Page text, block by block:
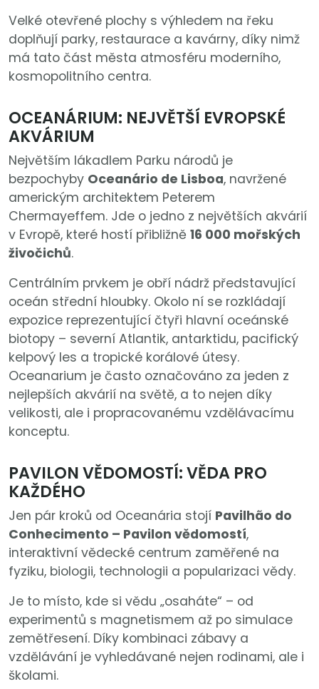
Velké otevřené plochy s výhledem na řeku
doplňují parky, restaurace a kavárny, díky nimž
má tato část města atmosféru moderního,
kosmopolitního centra.
OCEANÁRIUM: NEJVĚTŠÍ EVROPSKÉ
AKVÁRIUM
Největším lákadlem Parku národů je
bezpochyby Oceanário de Lisboa, navržené
americkým architektem Peterem
Chermayeffem. Jde o jedno z největších akvárií
v Evropě, které hostí přibližně 16 000 mořských
živočichů.
Centrálním prvkem je obří nádrž představující
oceán střední hloubky. Okolo ní se rozkládají
expozice reprezentující čtyři hlavní oceánské
biotopy – severní Atlantik, antarktidu, pacifický
kelpový les a tropické korálové útesy.
Oceanarium je často označováno za jeden z
nejlepších akvárií na světě, a to nejen díky
velikosti, ale i propracovanému vzdělávacímu
konceptu.
PAVILON VĚDOMOSTÍ: VĚDA PRO
KAŽDÉHO
Jen pár kroků od Oceanária stojí Pavilhão do
Conhecimento – Pavilon vědomostí,
interaktivní vědecké centrum zaměřené na
fyziku, biologii, technologii a popularizaci vědy.
Je to místo, kde si vědu „osaháte“ – od
experimentů s magnetismem až po simulace
zemětřesení. Díky kombinaci zábavy a
vzdělávání je vyhledávané nejen rodinami, ale i
školami.